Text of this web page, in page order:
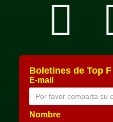
Boletines de Top
E-mail
Nombre